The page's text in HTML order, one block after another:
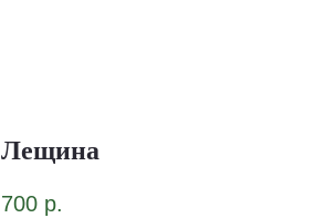
Лещина
700 р.